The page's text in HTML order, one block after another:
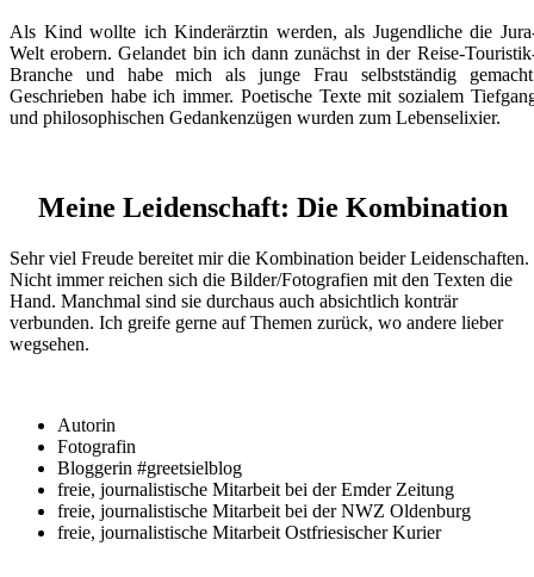
Als Kind wollte ich Kinderärztin werden, als Jugendliche die
Welt erobern. Gelandet bin ich dann zunächst in der Reise-
Branche und habe mich als junge Frau selbstständig
Geschrieben habe ich immer. Poetische Texte mit sozialem
und philosophischen Gedankenzügen wurden zum Lebenselixier.
Meine Leidenschaft: Die Kombination
Sehr viel Freude bereitet mir die Kombination beider Leidenschaften.
Nicht immer reichen sich die Bilder/Fotografien mit den Texten die
Hand. Manchmal sind sie durchaus auch absichtlich konträr
verbunden. Ich greife gerne auf Themen zurück, wo andere lieber
wegsehen.
Autorin
Fotografin
Bloggerin #greetsielblog
freie, journalistische Mitarbeit bei der Emder Zeitung
freie, journalistische Mitarbeit bei der NWZ Oldenburg
freie, journalistische Mitarbeit Ostfriesischer Kurier